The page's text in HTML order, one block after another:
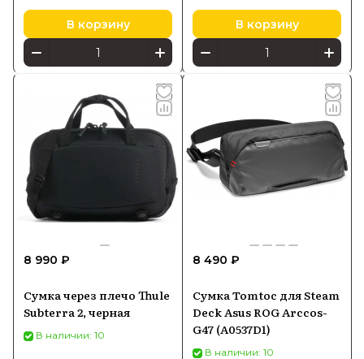
В корзину В корзину
8 990 ₽
Сумка через плечо Thule
Subterra 2, черная
В наличии: 10
8 490 ₽
Сумка Tomtoc для Steam
Deck Asus ROG Arccos-
G47 (A0537D1)
В наличии: 10